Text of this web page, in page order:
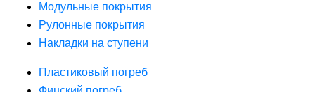
Модульные покрытия
Рулонные покрытия
Накладки на ступени
Пластиковый погреб